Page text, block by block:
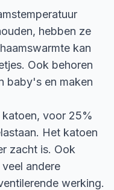
hebben ze
kan
Ook behoren
baby's en maken
voor 25%
Het katoen
zacht is. Ook
andere
werking.